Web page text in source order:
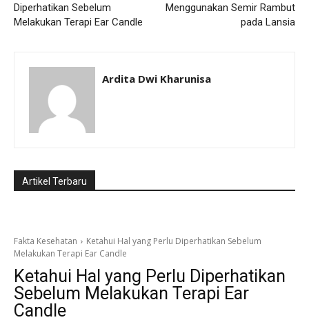
Diperhatikan Sebelum
Melakukan Terapi Ear Candle
Menggunakan Semir Rambut
pada Lansia
Ardita Dwi Kharunisa
Artikel Terbaru